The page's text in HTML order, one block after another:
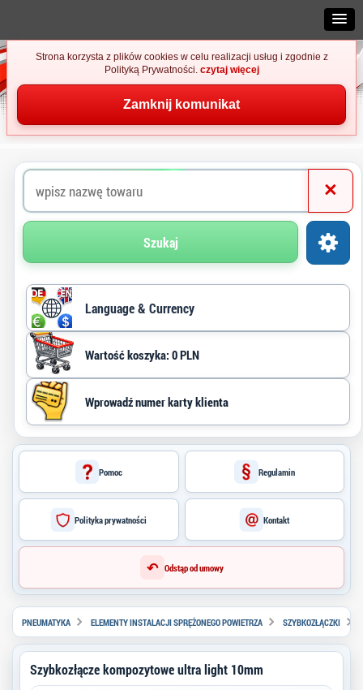
Strona korzysta z plików cookies w celu realizacji usług i zgodnie z
Polityką Prywatności. czytaj więcej
Zamknij komunikat
Language & Currency
Wartość koszyka: 0 PLN
Szukaj
×
Pomoc Regulamin
Polityka prywatności Kontakt
↶ Odstąp od umowy
PNEUMATYKA ELEMENTY INSTALACJI SPRĘŻONEGO POWIETRZA SZYBKOZŁĄCZKI
Szybkozłącze kompozytowe ultra light 10mm